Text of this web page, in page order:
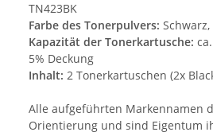
TN423BK
Farbe des Tonerpulvers:
Kapazität der Tonerkartusche:
5% Deckung
Inhalt: 2 Tonerkartuschen (2x
Alle aufgeführten Markennamen
Orientierung und sind Eigentum